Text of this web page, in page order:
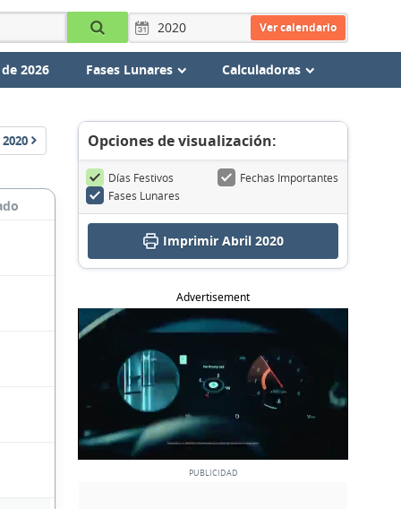
Ver calendario
2026 Fases Lunares Calculadoras
2020 Opciones de visualización:
Días Festivos
Fechas Importantes
Fases Lunares
Imprimir Abril 2020
Advertisement